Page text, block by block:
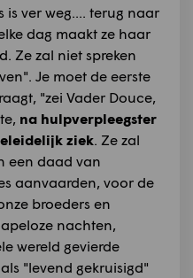
is ver weg.... terug naar
dag maakt ze haar
Ze zal niet spreken
Je moet de eerste
"zei Vader Douce,
na hulpverpleegster
ziek . Ze zal
een daad van
aanvaarden, voor de
broeders en
nachten,
wereld gevierde
"levend gekruisigd"